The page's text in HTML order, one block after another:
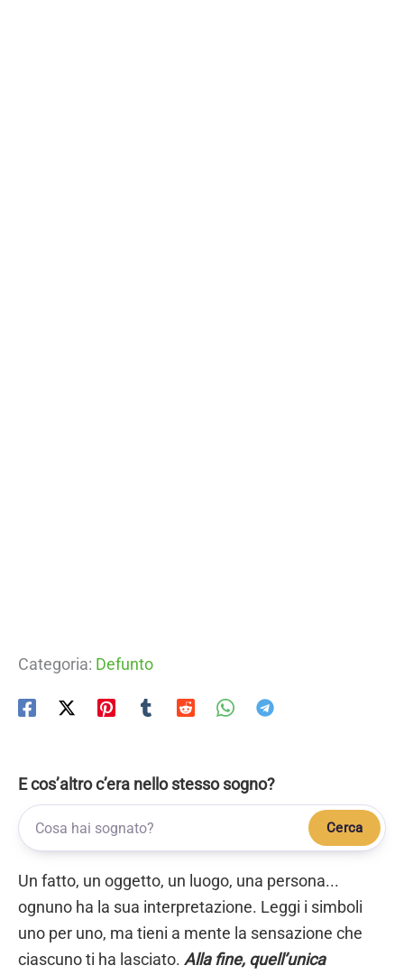
Categoria: Defunto
E cos’altro c’era nello stesso sogno?
Cerca
Un fatto, un oggetto, un luogo, una persona...
ognuno ha la sua interpretazione. Leggi i simboli
uno per uno, ma tieni a mente la sensazione che
ciascuno ti ha lasciato. Alla fine, quell’unica